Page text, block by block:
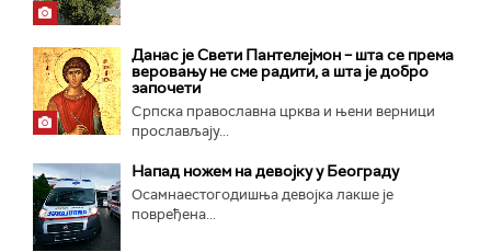
Данас је Свети Пантелејмон – шта се према
веровању не сме радити, а шта је добро
започети
Српска православна црква и њени верници
прослављају...
Напад ножем на девојку у Београду
Осамнаестогодишња девојка лакше је
повређена...